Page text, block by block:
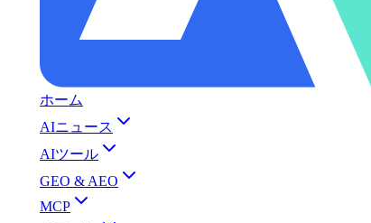
ホーム
AIニュース
AIツール
GEO & AEO
MCP